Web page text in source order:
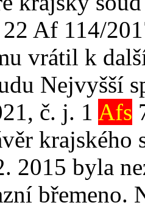
Af 114/
vrátil k
Nejvyšší
č. j. 1 Afs
2015 byla
břemeno.